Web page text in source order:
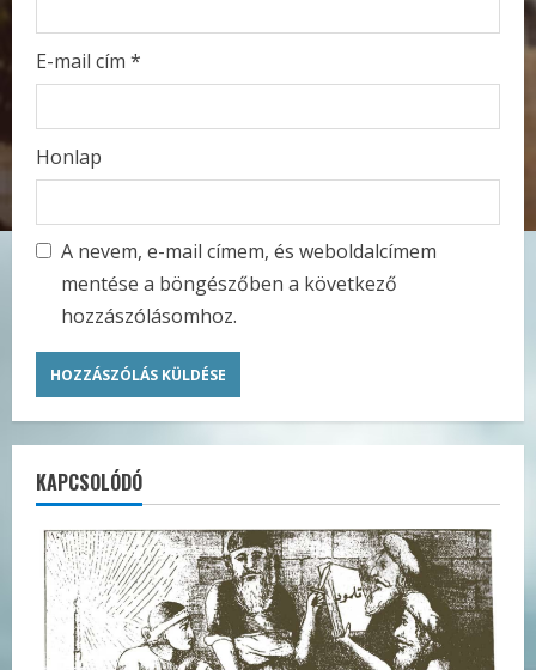
E-mail cím *
Honlap
A nevem, e-mail címem, és weboldalcímem
mentése a böngészőben a következő
hozzászólásomhoz.
KAPCSOLÓDÓ